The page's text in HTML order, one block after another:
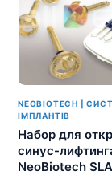
NEOBIOTECH |
ІМПЛАНТІВ
Набор для
синус-
NeoBiotech SLA